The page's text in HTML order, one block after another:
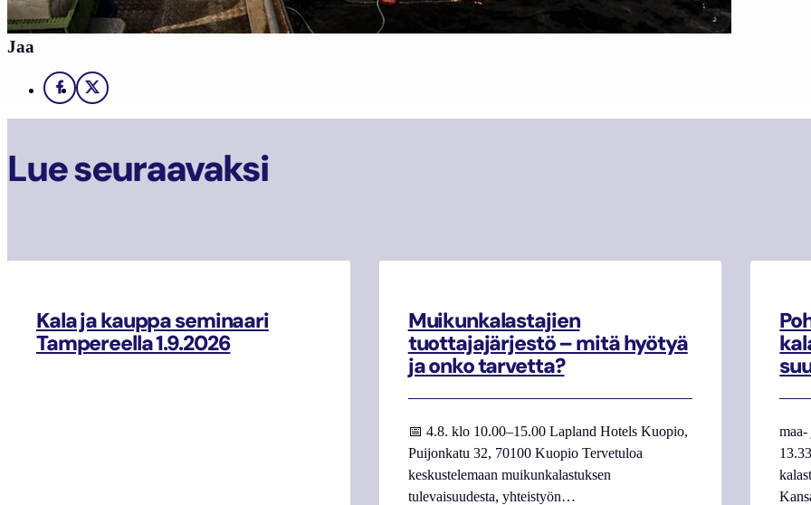
Jaa
Facebook
X
Lue seuraavaksi
Kala ja kauppa seminaari
Tampereella 1.9.2026
Muikunkalastajien
tuottajajärjestö – mitä hyötyä
ja onko tarvetta?
📅 4.8. klo 10.00–15.00 Lapland Hotels Kuopio,
Puijonkatu 32, 70100 Kuopio Tervetuloa
keskustelemaan muikunkalastuksen
tulevaisuudesta, yhteistyön…